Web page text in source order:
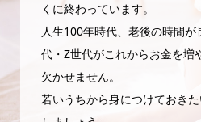
くに終わっています。
人生100年時代、老後の時間
代・Z世代がこれからお金を増
欠かせません。
若いうちから身につけておき